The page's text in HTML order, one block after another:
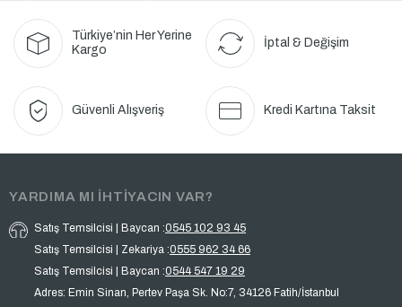
Türkiye’nin Her Yerine
Kargo
İptal & Değişim
Güvenli Alışveriş Kredi Kartına Taksit
YARDIMA MI İHTİYACIN VAR?
Satış Temsilcisi | Baycan :0545 102 93 45
Satış Temsilcisi | Zekariya :0555 962 34 66
Satış Temsilcisi | Baycan :0544 547 19 29
Adres: Emin Sinan, Pertev Paşa Sk. No:7, 34126 Fatih/İstanbul